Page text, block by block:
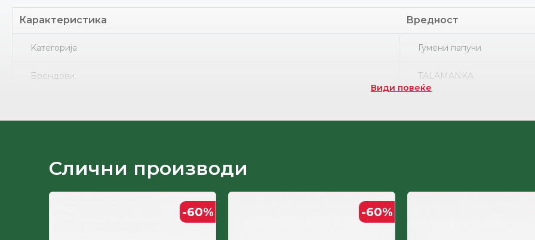
Карактеристика Вредност
Kатегорија Гумени папучи
Брендови TALAMANKA
Лице
Види повеќе
Слични производи
-60% -60%